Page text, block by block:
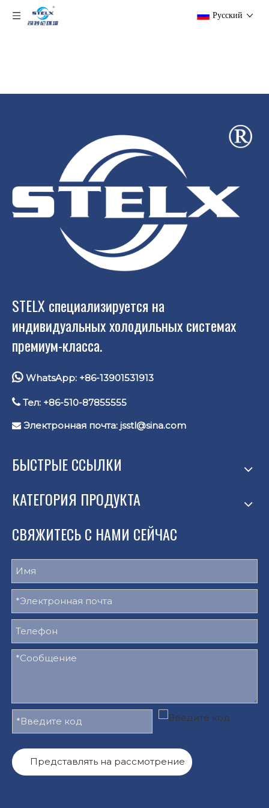
Pусский
STELX специализируется на
индивидуальных холодильных системах
премиум-класса.
 WhatsApp: +86-13901531913
 Тел: +86-510-87855555
 Электронная почта: jsstl@sina.com
БЫСТРЫЕ ССЫЛКИ
КАТЕГОРИЯ ПРОДУКТА
СВЯЖИТЕСЬ С НАМИ СЕЙЧАС
Представлять на рассмотрение